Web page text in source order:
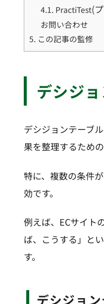
4.1. PractiTest(
お問い合わせ
5.この記事の監修
デシジ
デシジョンテーブ
果を整理するため
特に、複数の条件
効です。
例えば、ECサイト
ば、こうする」と
す。
デシジョ